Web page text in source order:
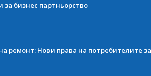
за бизнес партньорство
ремонт: Нови права на потребителите